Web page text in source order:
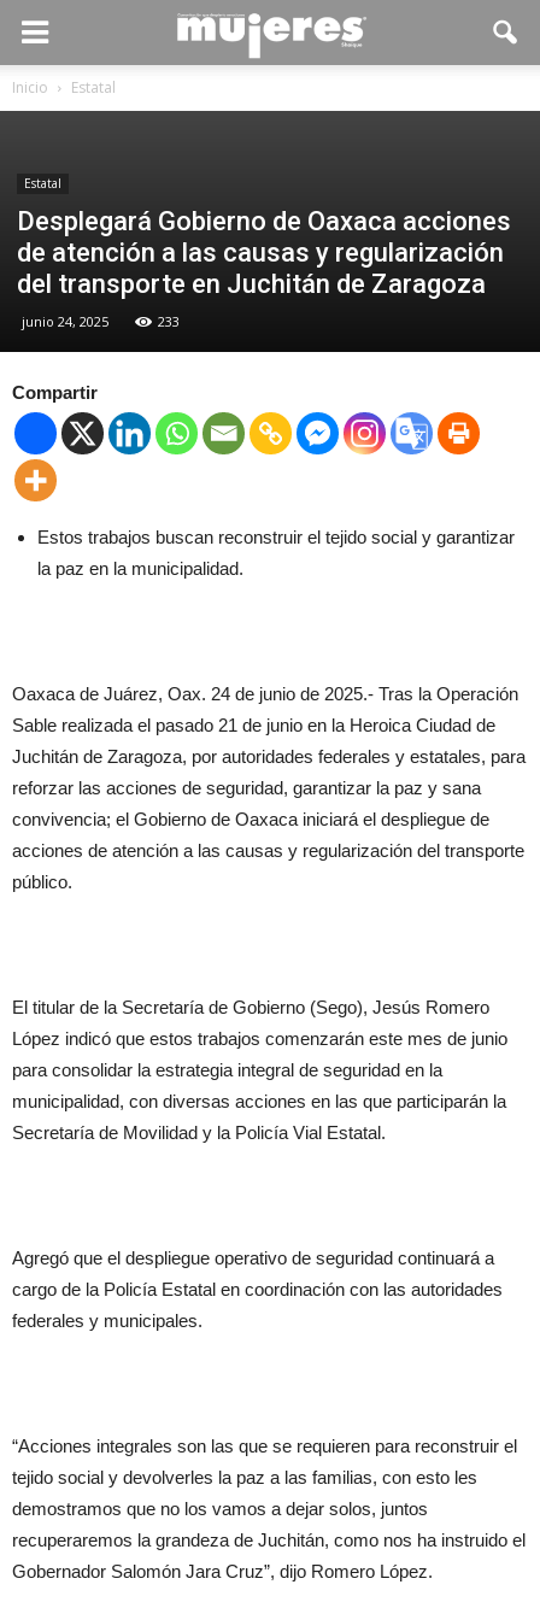
Inicio Estatal
Estatal
Desplegará Gobierno de Oaxaca acciones
de atención a las causas y regularización
del transporte en Juchitán de Zaragoza
junio 24, 2025 233
Compartir
Estos trabajos buscan reconstruir el tejido social y garantizar
la paz en la municipalidad.
Oaxaca de Juárez, Oax. 24 de junio de 2025.- Tras la Operación
Sable realizada el pasado 21 de junio en la Heroica Ciudad de
Juchitán de Zaragoza, por autoridades federales y estatales, para
reforzar las acciones de seguridad, garantizar la paz y sana
convivencia; el Gobierno de Oaxaca iniciará el despliegue de
acciones de atención a las causas y regularización del transporte
público.
El titular de la Secretaría de Gobierno (Sego), Jesús Romero
López indicó que estos trabajos comenzarán este mes de junio
para consolidar la estrategia integral de seguridad en la
municipalidad, con diversas acciones en las que participarán la
Secretaría de Movilidad y la Policía Vial Estatal.
Agregó que el despliegue operativo de seguridad continuará a
cargo de la Policía Estatal en coordinación con las autoridades
federales y municipales.
“Acciones integrales son las que se requieren para reconstruir el
tejido social y devolverles la paz a las familias, con esto les
demostramos que no los vamos a dejar solos, juntos
recuperaremos la grandeza de Juchitán, como nos ha instruido el
Gobernador Salomón Jara Cruz”, dijo Romero López.